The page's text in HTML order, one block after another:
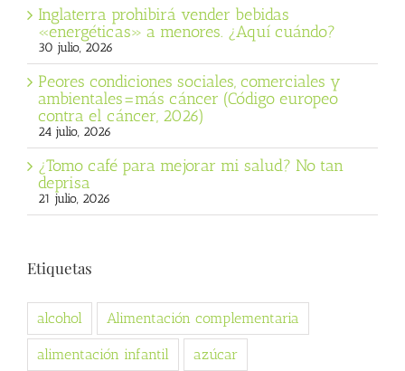
Inglaterra prohibirá vender bebidas
«energéticas» a menores. ¿Aquí cuándo?
30 julio, 2026
Peores condiciones sociales, comerciales y
ambientales=más cáncer (Código europeo
contra el cáncer, 2026)
24 julio, 2026
¿Tomo café para mejorar mi salud? No tan
deprisa
21 julio, 2026
Etiquetas
alcohol Alimentación complementaria
alimentación infantil azúcar